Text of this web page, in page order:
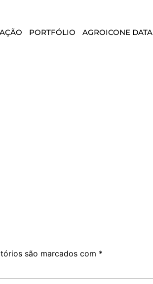
PORTFÓLIO AGROICONE DATA
são marcados com *